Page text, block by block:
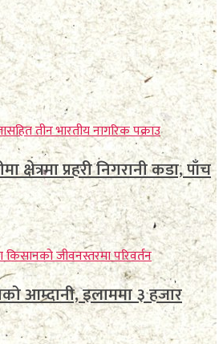
क्षेत्रमा प्रहरी निगरानी कडा, पाँच
आम्दानी, इलाममा ३ हजार